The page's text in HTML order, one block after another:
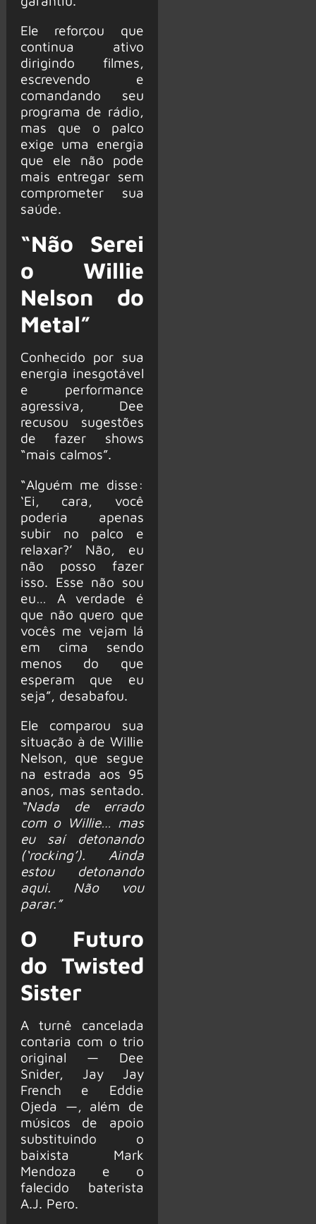
Ele reforçou que
continua ativo
dirigindo filmes,
escrevendo e
comandando seu
programa de rádio,
mas que o palco
exige uma energia
que ele não pode
mais entregar sem
comprometer sua
saúde.
“Não Serei
o Willie
Nelson do
Metal”
Conhecido por sua
energia inesgotável
e performance
agressiva, Dee
recusou sugestões
de fazer shows
“mais calmos”.
“Alguém me disse:
‘Ei, cara, você
poderia apenas
subir no palco e
relaxar?’ Não, eu
não posso fazer
isso. Esse não sou
eu… A verdade é
que não quero que
vocês me vejam lá
em cima sendo
menos do que
esperam que eu
seja”, desabafou.
Ele comparou sua
situação à de Willie
Nelson, que segue
na estrada aos 95
anos, mas sentado.
“Nada de errado
com o Willie… mas
eu saí detonando
(‘rocking’). Ainda
estou detonando
aqui. Não vou
parar.”
O Futuro
do Twisted
Sister
A turnê cancelada
contaria com o trio
original — Dee
Snider, Jay Jay
French e Eddie
Ojeda —, além de
músicos de apoio
substituindo o
baixista Mark
Mendoza e o
falecido baterista
A.J. Pero.